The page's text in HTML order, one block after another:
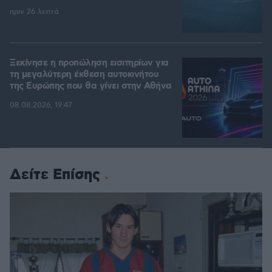
πριν 26 λεπτά
Ξεκίνησε η προπώληση εισιτηρίων για
τη μεγαλύτερη έκθεση αυτοκινήτου
της Ευρώπης που θα γίνει στην Αθήνα
08.08.2026, 19:47
Δείτε Επίσης